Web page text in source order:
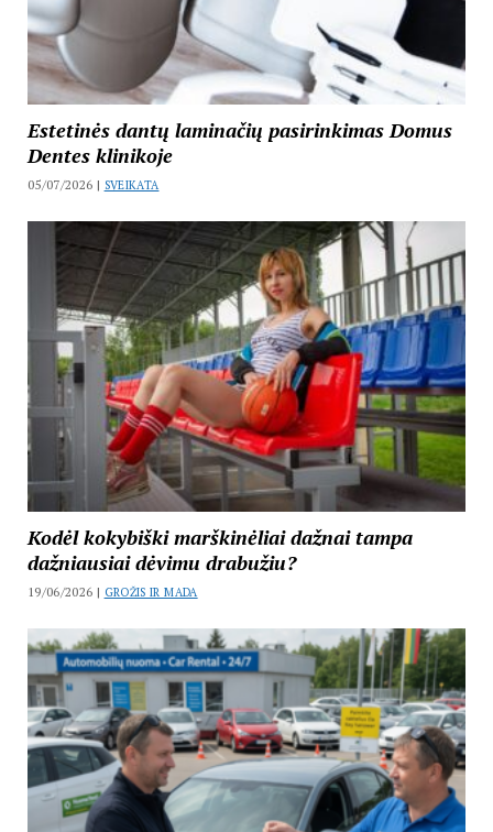
Estetinės dantų laminačių pasirinkimas Domus
Dentes klinikoje
05/07/2026 | SVEIKATA
Kodėl kokybiški marškinėliai dažnai tampa
dažniausiai dėvimu drabužiu?
19/06/2026 | GROŽIS IR MADA